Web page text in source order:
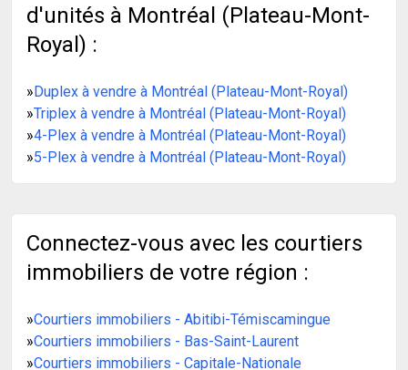
d'unités à Montréal (Plateau-Mont-
Royal) :
»Duplex à vendre à Montréal (Plateau-Mont-Royal)
»Triplex à vendre à Montréal (Plateau-Mont-Royal)
»4-Plex à vendre à Montréal (Plateau-Mont-Royal)
»5-Plex à vendre à Montréal (Plateau-Mont-Royal)
Connectez-vous avec les courtiers
immobiliers de votre région :
»Courtiers immobiliers - Abitibi-Témiscamingue
»Courtiers immobiliers - Bas-Saint-Laurent
»Courtiers immobiliers - Capitale-Nationale